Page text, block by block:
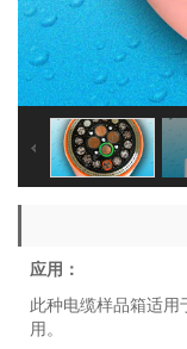
应用：
此种电缆样品箱适用
用。